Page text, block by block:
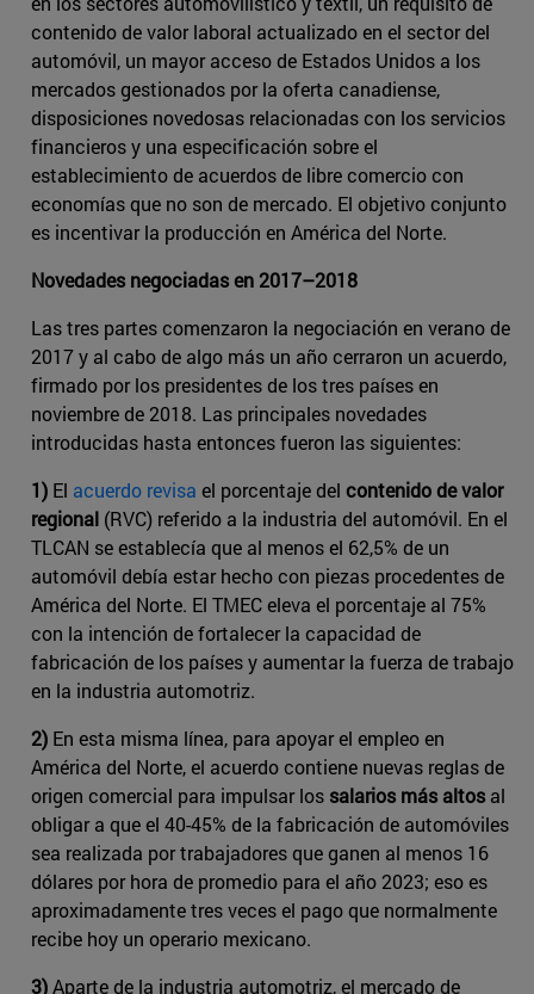
contenido de valor laboral actualizado en el sector del
automóvil, un mayor acceso de Estados Unidos a los
mercados gestionados por la oferta canadiense,
disposiciones novedosas relacionadas con los servicios
financieros y una especificación sobre el
establecimiento de acuerdos de libre comercio con
economías que no son de mercado. El objetivo conjunto
es incentivar la producción en América del Norte.
Novedades negociadas en 2017–2018
Las tres partes comenzaron la negociación en verano de
2017 y al cabo de algo más un año cerraron un acuerdo,
firmado por los presidentes de los tres países en
noviembre de 2018. Las principales novedades
introducidas hasta entonces fueron las siguientes:
1) El acuerdo revisa el porcentaje del contenido de valor
regional (RVC) referido a la industria del automóvil. En el
TLCAN se establecía que al menos el 62,5% de un
automóvil debía estar hecho con piezas procedentes de
América del Norte. El TMEC eleva el porcentaje al 75%
con la intención de fortalecer la capacidad de
fabricación de los países y aumentar la fuerza de trabajo
en la industria automotriz.
2) En esta misma línea, para apoyar el empleo en
América del Norte, el acuerdo contiene ​nuevas reglas de
origen comercial para impulsar los salarios más altos al
obligar a que el 40-45% de la fabricación de automóviles
sea realizada por trabajadores que ganen al menos 16
dólares por hora de promedio para el año 2023; eso es
aproximadamente tres veces el pago que normalmente
recibe hoy un operario mexicano.
3)Aparte de la industria automotriz, el mercado de